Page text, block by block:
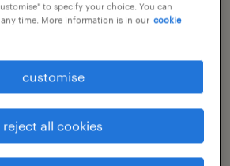
to specify your choice. You can
time. More information is in our cookie
customise
reject all cookies